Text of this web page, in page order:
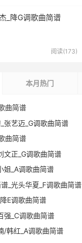
_降G调歌曲简谱
阅读(173)
本月热门
曲简谱
张艺迈_G调歌曲简谱
曲简谱
文正_G调歌曲简谱
姐_A调歌曲简谱
_光头华夏_F调歌曲简谱
E调歌曲简谱
强_C调歌曲简谱
/韩红_A调歌曲简谱